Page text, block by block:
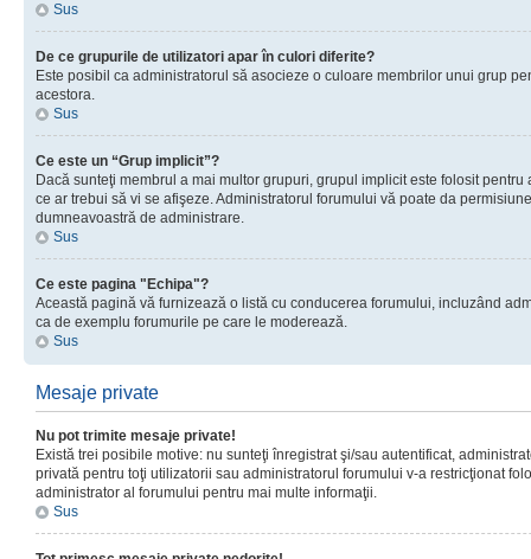
Sus
De ce grupurile de utilizatori apar în culori diferite?
Este posibil ca administratorul să asocieze o culoare membrilor unui grup
acestora.
Sus
Ce este un “Grup implicit”?
Dacă sunteţi membrul a mai multor grupuri, grupul implicit este folosit
ce ar trebui să vi se afişeze. Administratorul forumului vă poate da
dumneavoastră de administrare.
Sus
Ce este pagina "Echipa"?
Această pagină vă furnizează o listă cu conducerea forumului, incluzând
ca de exemplu forumurile pe care le moderează.
Sus
Mesaje private
Nu pot trimite mesaje private!
Există trei posibile motive: nu sunteţi înregistrat şi/sau autentificat,
privată pentru toţi utilizatorii sau administratorul forumului v-a restricţionat
administrator al forumului pentru mai multe informaţii.
Sus